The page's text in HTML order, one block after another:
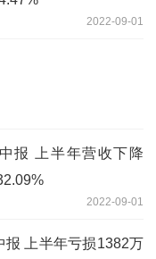
2022-09-01
报 上半年营收下降
2022-09-01
报 上半年亏损1382万